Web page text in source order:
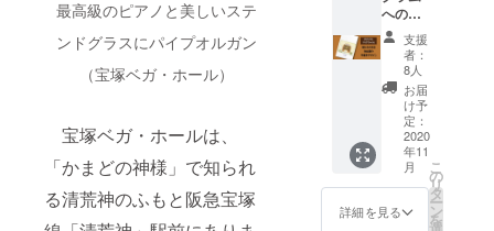
最高級のピアノと美しいステ
ンドグラスにパイプオルガン
（宝塚ベガ・ホール）
宝塚ベガ・ホールは、
「かまどの神様」で知られ
る清荒神のふもと阪急宝塚
フレーズに
地域社会・
アーティス
ト・教育・
光・商工は
じめ様々な
分野をつな
つなぎ手」
へのご
芳名掲
載 記
載のお
名前に
ご希望
等をあ
れば備
考欄に
ご入力
くださ
い。匿
名を希
支援
者：
8人
お届
け予
定：
2020
年11
月
詳細を見る
こ
の
リ
タ
ー
ン
を